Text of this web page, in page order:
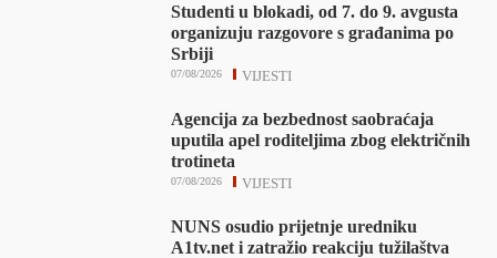
Studenti u blokadi, od 7. do 9. avgusta
organizuju razgovore s građanima po
Srbiji
VIJESTI
07/08/2026
Agencija za bezbednost saobraćaja
uputila apel roditeljima zbog električnih
trotineta
VIJESTI
07/08/2026
NUNS osudio prijetnje uredniku
A1tv.net i zatražio reakciju tužilaštva